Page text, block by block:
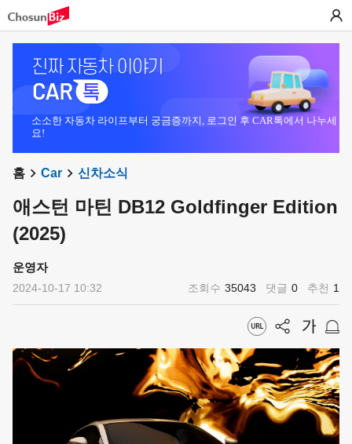
소소한 자동차 라이프부터 궁금증까지, 로그인 후 CAR톡에서 나누세
요!
홈 Car 신차소식
애스턴 마틴 DB12 Goldfinger Edition
(2025)
운영자
2024-10-17 10:32 조회수 35043 댓글 0 추천 1